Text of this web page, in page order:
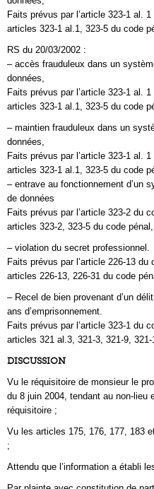
Faits prévus par l’article 323-1 al.
articles 323-1 al.1, 323-5 du code
RS du 20/03/2002 :
– accès frauduleux dans un
données,
Faits prévus par l’article 323-1 al.
articles 323-1 al.1, 323-5 du code
– maintien frauduleux dans un
données,
Faits prévus par l’article 323-1 al.
articles 323-1 al.1, 323-5 du code
– entrave au fonctionnement d’un
de données
Faits prévus par l’article 323-2 du
articles 323-2, 323-5 du code pénal,
– violation du secret professionnel.
Faits prévus par l’article 226-13
articles 226-13, 226-31 du code
– Recel de bien provenant d’un
ans d’emprisonnement.
Faits prévus par l’article 323-1 du
articles 321 al.3, 321-3, 321-9,
DISCUSSION
Vu le réquisitoire de monsieur le
du 8 juin 2004, tendant au non-
réquisitoire ;
Vu les articles 175, 176, 177, 183
;
Attendu que l’information a établi